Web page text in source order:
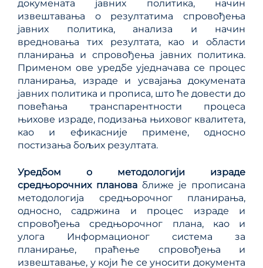
докумената јавних политика, начин
извештавања о резултатима спровођења
јавних политика, анализа и начин
вредновања тих резултата, као и области
планирања и спровођења јавних политика.
Применом ове уредбе уједначава се процес
планирања, израде и усвајања докумената
јавних политика и прописа, што ће довести до
повећања транспарентности процеса
њихове израде, подизања њиховог квалитета,
као и ефикасније примене, односно
постизања бољих резултата.
Уредбом о методологији израде
средњорочних планова ближе је прописана
методологија средњорочног планирања,
односно, садржинa и процес израде и
спровођења средњорочног плана, као и
улога Информационог система за
планирање, праћење спровођења и
извештавање, у који ће се уносити документа